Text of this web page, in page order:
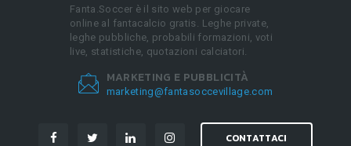
Fanta.Soccer è il sito web per giocare
online al fantacalcio gratis. Leghe private,
leghe pubbliche, probabili formazioni, voti
live, statistiche, quotazioni calciatori.
MARKETING E PUBBLICITÀ
marketing@fantasoccevillage.com
CONTATTACI